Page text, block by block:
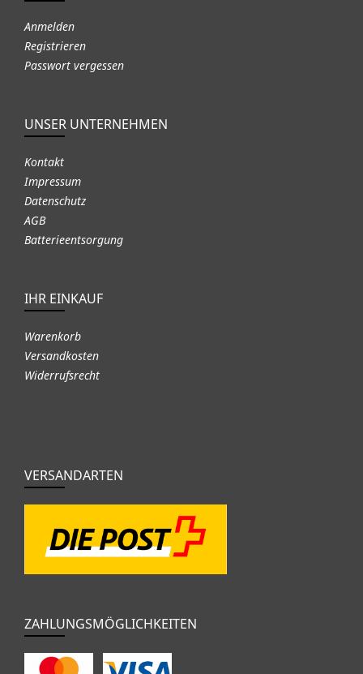
Anmelden
Registrieren
Passwort vergessen
UNSER UNTERNEHMEN
Kontakt
Impressum
Datenschutz
AGB
Batterieentsorgung
IHR EINKAUF
Warenkorb
Versandkosten
Widerrufsrecht
VERSANDARTEN
ZAHLUNGSMÖGLICHKEITEN